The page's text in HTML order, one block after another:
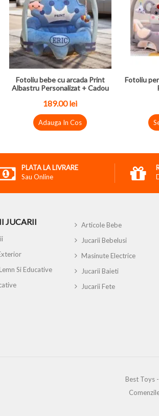
Fotoliu bebe cu arcada Print
Albastru Personalizat + Cadou
189.00 lei
Adauga In Cos
Fotoliu
PLATA LA LIVRARE
Sau Online
JUCARII
Si Educative
Articole Bebe
Jucarii Bebelusi
Masinute Electrice
Jucarii Baieti
Jucarii Fete
Best Toys